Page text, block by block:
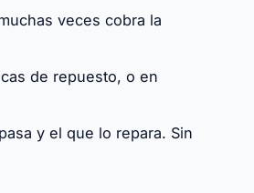
veces cobra la
de repuesto, o en
y el que lo repara. Sin